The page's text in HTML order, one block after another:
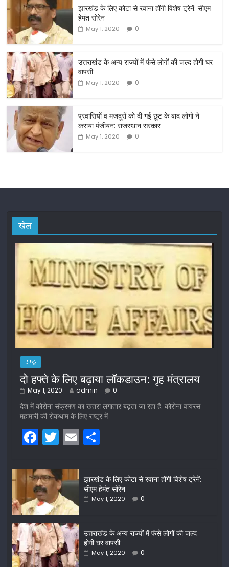
e
b
o
o
k
er e
झारखंड के लिए कोटा से रवाना होंगी विशेष ट्रेनें: सीएम
हेमंत सोरेन
May 1, 2020 0
उत्तराखंड के अन्य राज्यों में फंसे लोगों की जल्द होगी घर
वापसी
May 1, 2020 0
प्रवासियों व मजदूरों को दी गई छूट के बाद लोगो ने
कराया पंजीयन: राजस्थान सरकार
May 1, 2020 0
खेल
राष्ट्र
दो हफ्ते के लिए बढ़ाया लॉकडाउन: गृह मंत्रालय
May 1, 2020 admin 0
देश में कोरोना संक्रमण का खतरा लगातार बढ़ता जा रहा है. कोरोना वायरस
महामारी की रोकथाम के लिए राष्ट्र में
F
c
e
b
o
o
k
T
itt
er
E
ar
e
झारखंड के लिए कोटा से रवाना होंगी विशेष ट्रेनें:
सीएम हेमंत सोरेन
May 1, 2020 0
उत्तराखंड के अन्य राज्यों में फंसे लोगों की जल्द
होगी घर वापसी
May 1, 2020 0